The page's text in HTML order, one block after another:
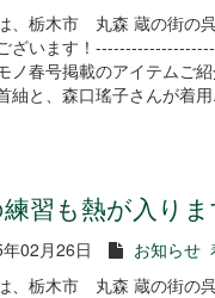
、栃木市 丸森 蔵の街の
ざいます！
ノ春号掲載のアイテムご
紬と、森口瑤子さんが着
習も熱が入りま
02月26日 お知らせ
、栃木市 丸森 蔵の街の